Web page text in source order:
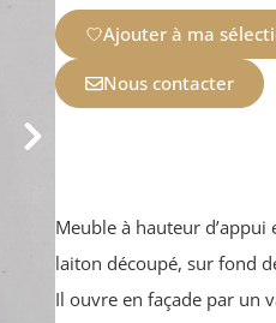
Ajouter à ma
Nous contacter
Meuble à hauteur d’appui
laiton découpé, sur fond
Il ouvre en façade par un